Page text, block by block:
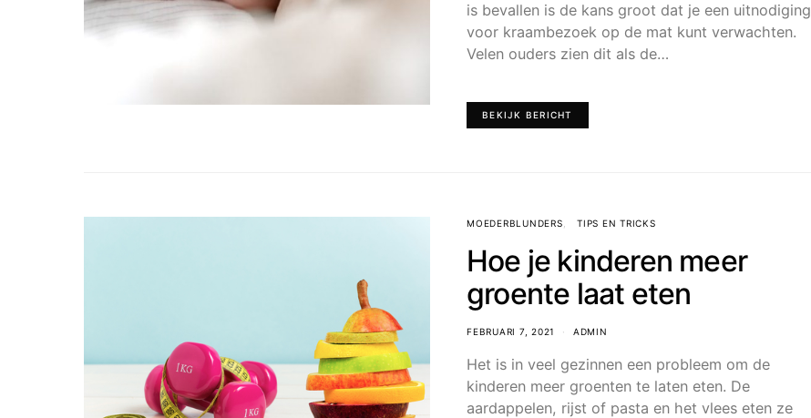
is bevallen is de kans groot dat je een uitnodiging
voor kraambezoek op de mat kunt verwachten.
Velen ouders zien dit als de…
BEKIJK BERICHT
MOEDERBLUNDERS TIPS EN TRICKS
Hoe je kinderen meer
groente laat eten
FEBRUARI 7, 2021 ADMIN
Het is in veel gezinnen een probleem om de
kinderen meer groenten te laten eten. De
aardappelen, rijst of pasta en het vlees eten ze